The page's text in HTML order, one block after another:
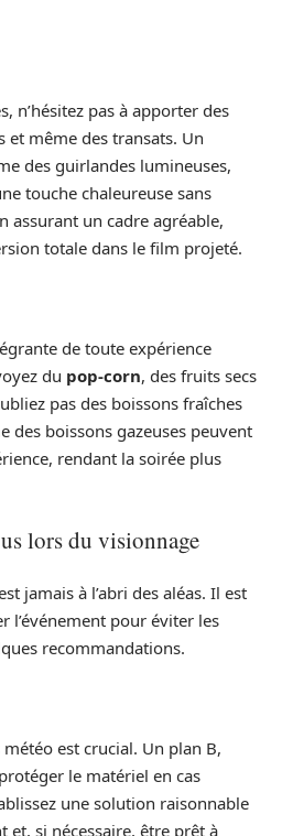
n’hésitez pas à apporter des
et même des transats. Un
des guirlandes lumineuses,
touche chaleureuse sans
assurant un cadre agréable,
totale dans le film projeté.
de toute expérience
du pop-corn, des fruits secs
pas des boissons fraîches
des boissons gazeuses peuvent
rendant la soirée plus
lors du visionnage
jamais à l’abri des aléas. Il est
l’événement pour éviter les
recommandations.
est crucial. Un plan B,
le matériel en cas
une solution raisonnable
et, si nécessaire, être prêt à